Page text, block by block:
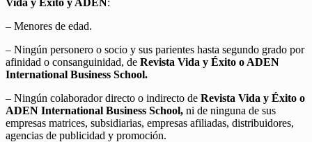
– Menores de edad.
– Ningún personero o socio y sus parientes hasta segundo grado por
afinidad o consanguinidad, de Revista Vida y Éxito o ADEN
International Business School.
– Ningún colaborador directo o indirecto de Revista Vida y Éxito o
ADEN International Business School, ni de ninguna de sus
empresas matrices, subsidiarias, empresas afiliadas, distribuidores,
agencias de publicidad y promoción.